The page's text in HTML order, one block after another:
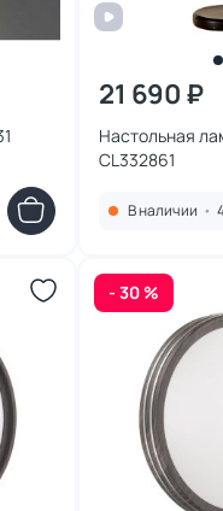
21 690 ₽
Настольная
CL332861
В наличии •
- 30 %